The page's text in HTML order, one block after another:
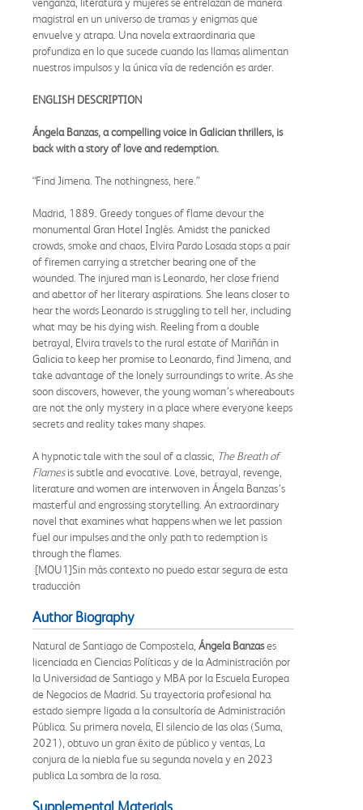
magistral en un universo de tramas y enigmas que
envuelve y atrapa. Una novela extraordinaria que
profundiza en lo que sucede cuando las llamas alimentan
nuestros impulsos y la única vía de redención es arder.
ENGLISH DESCRIPTION
Ángela Banzas, a compelling voice in Galician thrillers, is
back with a story of love and redemption.
“Find Jimena. The nothingness, here.”
Madrid, 1889. Greedy tongues of flame devour the
monumental Gran Hotel Inglés. Amidst the panicked
crowds, smoke and chaos, Elvira Pardo Losada stops a pair
of firemen carrying a stretcher bearing one of the
wounded. The injured man is Leonardo, her close friend
and abettor of her literary aspirations. She leans closer to
hear the words Leonardo is struggling to tell her, including
what may be his dying wish. Reeling from a double
betrayal, Elvira travels to the rural estate of Mariñán in
Galicia to keep her promise to Leonardo, find Jimena, and
take advantage of the lonely surroundings to write. As she
soon discovers, however, the young woman’s whereabouts
are not the only mystery in a place where everyone keeps
secrets and reality takes many shapes.
A hypnotic tale with the soul of a classic, The Breath of
Flamesis subtle and evocative. Love, betrayal, revenge,
literature and women are interwoven in Ángela Banzas’s
masterful and engrossing storytelling. An extraordinary
novel that examines what happens when we let passion
fuel our impulses and the only path to redemption is
through the flames.
[MOU1]Sin más contexto no puedo estar segura de esta
traducción
Author Biography
Natural de Santiago de Compostela, Ángela Banzases
licenciada en Ciencias Políticas y de la Administración por
la Universidad de Santiago y MBA por la Escuela Europea
de Negocios de Madrid. Su trayectoria profesional ha
estado siempre ligada a la consultoría de Administración
Pública. Su primera novela, El silencio de las olas (Suma,
2021), obtuvo un gran éxito de público y ventas, La
conjura de la niebla fue su segunda novela y en 2023
publica La sombra de la rosa.
Supplemental Materials